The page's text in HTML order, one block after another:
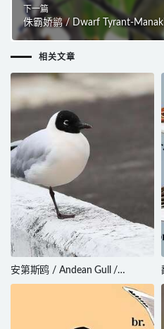
下一篇
侏霸娇鹟 / Dwarf Tyrant-
stolzmanni
相关文章
安第斯鸥 / Andean Gull /
Chroicocephalus serranus